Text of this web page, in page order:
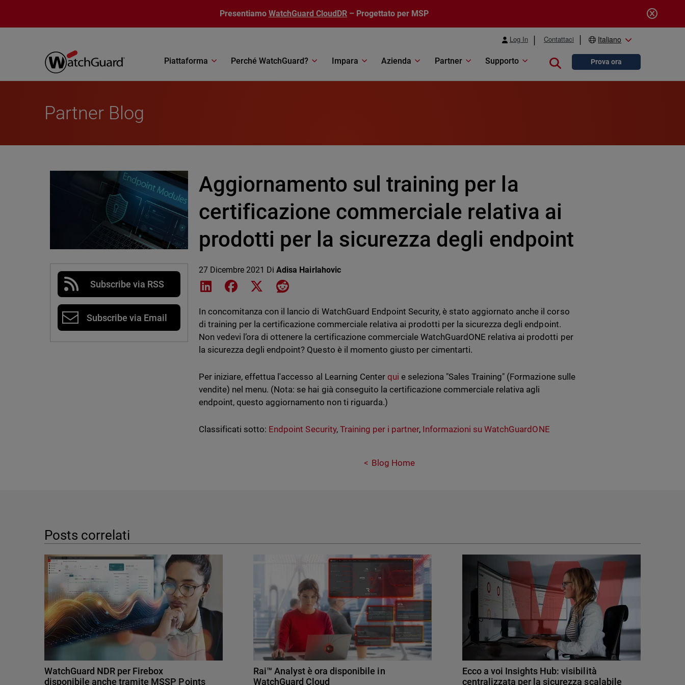
Presentiamo WatchGuard CloudDR – Progettato per MSP
Log In Contattaci Italiano
Piattaforma Perché WatchGuard? Impara Azienda Partner Supporto Close searchProva ora
Partner Blog
Subscribe via RSS
Subscribe via Email
Aggiornamento sul training per la
certificazione commerciale relativa ai
prodotti per la sicurezza degli endpoint
27 Dicembre 2021 DiAdisa Hairlahovic
Share on LinkedIn
Share on Facebook
Share on XShare on Reddit
In concomitanza con il lancio di WatchGuard Endpoint Security, è stato aggiornato anche il corso
di training per la certificazione commerciale relativa ai prodotti per la sicurezza degli endpoint.
Non vedevi l’ora di ottenere la certificazione commerciale WatchGuardONE relativa ai prodotti per
la sicurezza degli endpoint? Questo è il momento giusto per cimentarti.
Per iniziare, effettua l'accesso al Learning Center qui e seleziona "Sales Training" (Formazione sulle
vendite) nel menu. (Nota: se hai già conseguito la certificazione commerciale relativa agli
endpoint, questo aggiornamento non ti riguarda.)
Classificati sotto: Endpoint Security, Training per i partner, Informazioni su WatchGuardONE
Blog Home
Posts correlati
WatchGuard NDR per Firebox
disponibile anche tramite MSSP Points
Rai™ Analyst è ora disponibile in
WatchGuard Cloud
Ecco a voi Insights Hub: visibilità
centralizzata per la sicurezza scalabile